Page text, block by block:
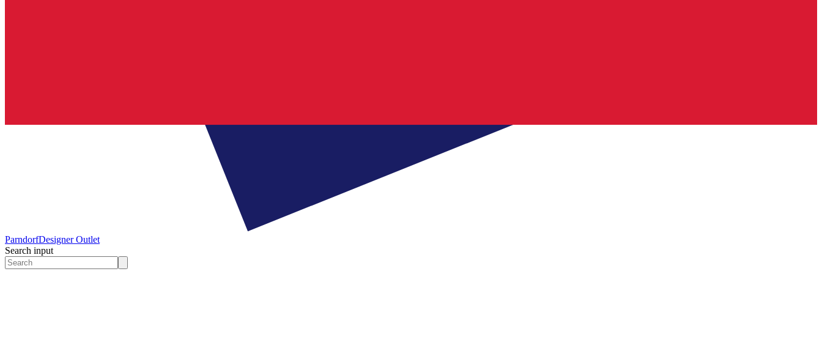
ParndorfDesigner Outlet
Search input